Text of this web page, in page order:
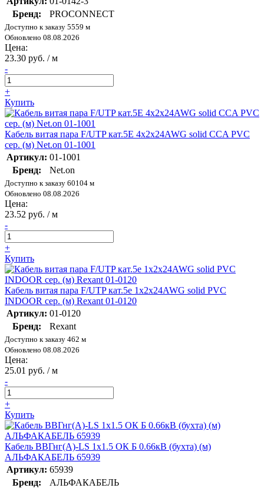
Бренд:
PROCONNECT
Доступно к заказу 5559 м
Обновлено 08.08.2026
Цена:
23.30 руб. / м
-
+
Купить
Кабель витая пара F/UTP кат.5E 4х2х24AWG solid CCA PVC
сер. (м) Net.on 01-1001
Артикул: 01-1001
Бренд:
Net.on
Доступно к заказу 60104 м
Обновлено 08.08.2026
Цена:
23.52 руб. / м
-
+
Купить
Кабель витая пара F/UTP кат.5e 1х2х24AWG solid PVC
INDOOR сер. (м) Rexant 01-0120
Артикул: 01-0120
Бренд:
Rexant
Доступно к заказу 462 м
Обновлено 08.08.2026
Цена:
25.01 руб. / м
-
+
Купить
Кабель ВВГнг(А)-LS 1х1.5 ОК Б 0.66кВ (бухта) (м)
АЛЬФАКАБЕЛЬ 65939
Артикул: 65939
Бренд:
АЛЬФАКАБЕЛЬ